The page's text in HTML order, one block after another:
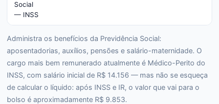
Social
— INSS
Administra os benefícios da Previdência Social:
aposentadorias, auxílios, pensões e salário-maternidade. O
cargo mais bem remunerado atualmente é Médico-Perito do
INSS, com salário inicial de R$ 14.156 — mas não se esqueça
de calcular o líquido: após INSS e IR, o valor que vai para o
bolso é aproximadamente R$ 9.853.